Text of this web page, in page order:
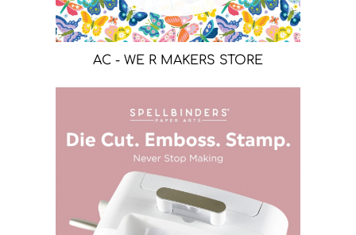
AC - WE R MAKERS STORE